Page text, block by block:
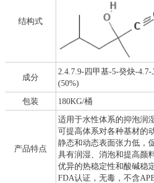
结构式
成分
2.4.7.9-四甲基-5-癸炔-
(50%)
包装
180KG/桶
产品特点
适用于水性体系的抑泡润
可提高体系对各种基材的
静态和动态表面张力低，
具有润湿、消泡和提高颜
优异的热稳定性和酸碱稳
FDA认证，无毒，不含